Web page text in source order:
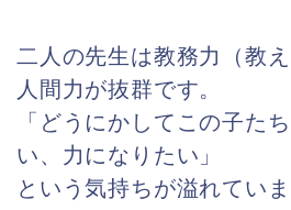
二人の先生は教務力（教
人間力が抜群です。
「どうにかしてこの子た
い、力になりたい」
という気持ちが溢れていま